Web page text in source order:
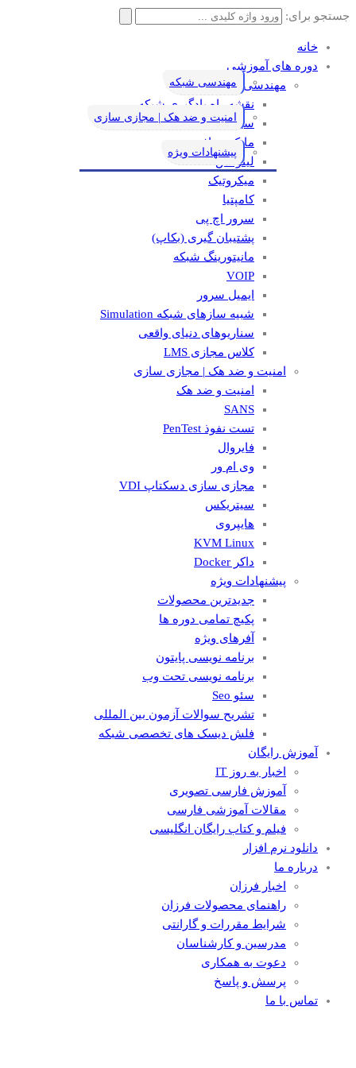
جستجو برای:
خانه
دوره های آموزشی
مهندسی شبکه
نقشه راه یادگیری شبکه
سیسکو
مایکروسافت
لینوکس
میکروتیک
کامپتیا
سرور اچ پی
پشتیبان گیری (بکاپ)
مانيتورينگ شبکه
VOIP
ایمیل سرور
شبیه سازهای شبکه Simulation
سناریوهای دنیای واقعی
کلاس مجازی LMS
امنیت و ضد هک | مجازی سازی
امنیت و ضد هک
SANS
تست نفوذ PenTest
فایروال
وی ام ور
مجازی سازی دسکتاپ VDI
سیتریکس
هایپروی
KVM Linux
داکر Docker
پیشنهادات ویژه
جدیدترین محصولات
پکیچ تمامی دوره ها
آفرهای ویژه
برنامه نویسی پایتون
برنامه نویسی تحت وب
سئو Seo
تشریح سوالات آزمون بین المللی
فلش دیسک های تخصصی شبکه
آموزش رایگان
اخبار به روز IT
آموزش فارسی تصویری
مقالات آموزشی فارسی
فیلم و کتاب رایگان انگلیسی
دانلود نرم افزار
درباره ما
اخبار فرزان
راهنمای محصولات فرزان
شرایط مقررات و گارانتی
مدرسین و کارشناسان
دعوت به همکاری
پرسش و پاسخ
تماس با ما
مهندسی شبکه
امنیت و ضد هک | مجازی سازی
پیشنهادات ویژه